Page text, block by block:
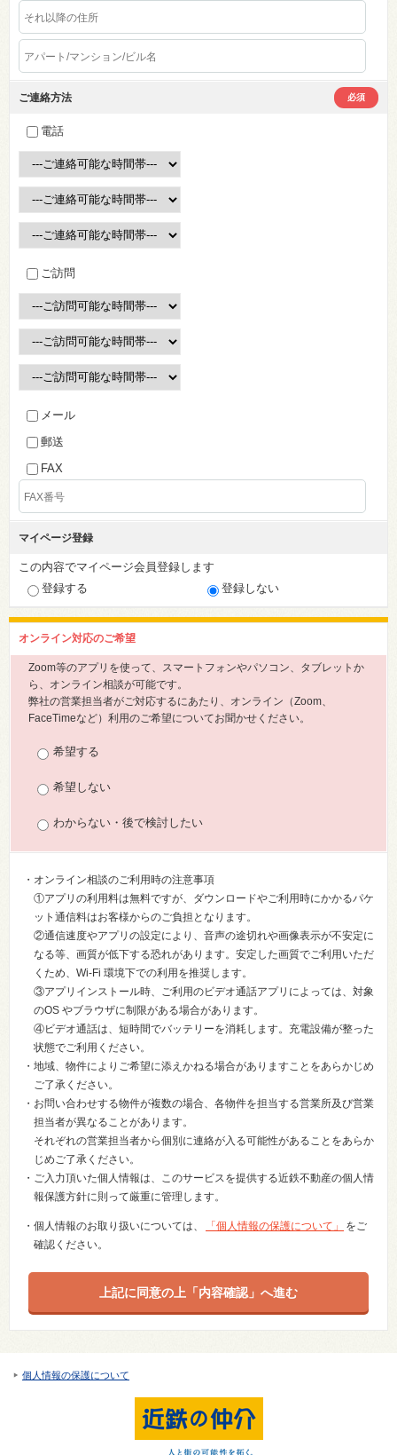
ご連絡方法 必須
電話
ご訪問
メール
郵送
FAX
マイページ登録
この内容でマイページ会員登録します
登録する
登録しない
オンライン対応のご希望
Zoom等のアプリを使って、スマートフォンやパソコン、タブレットか
ら、オンライン相談が可能です。
弊社の営業担当者がご対応するにあたり、オンライン（Zoom、
FaceTimeなど）利用のご希望についてお聞かせください。
希望する
希望しない
わからない・後で検討したい
・オンライン相談のご利用時の注意事項
①アプリの利用料は無料ですが、ダウンロードやご利用時にかかるパケ
ット通信料はお客様からのご負担となります。
②通信速度やアプリの設定により、音声の途切れや画像表示が不安定に
なる等、画質が低下する恐れがあります。安定した画質でご利用いただ
くため、Wi-Fi 環境下での利用を推奨します。
③アプリインストール時、ご利用のビデオ通話アプリによっては、対象
のOS やブラウザに制限がある場合があります。
④ビデオ通話は、短時間でバッテリーを消耗します。充電設備が整った
状態でご利用ください。
・地域、物件によりご希望に添えかねる場合がありますことをあらかじめ
ご了承ください。
・お問い合わせする物件が複数の場合、各物件を担当する営業所及び営業
担当者が異なることがあります。
それぞれの営業担当者から個別に連絡が入る可能性があることをあらか
じめご了承ください。
・ご入力頂いた個人情報は、このサービスを提供する近鉄不動産の個人情
報保護方針に則って厳重に管理します。
・個人情報のお取り扱いについては、 「個人情報の保護について」
をご
確認ください。
個人情報の保護について